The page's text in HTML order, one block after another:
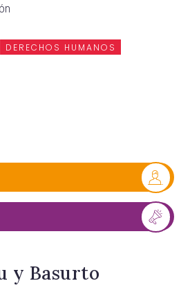
DERECHOS HUMANOS
y Basurto